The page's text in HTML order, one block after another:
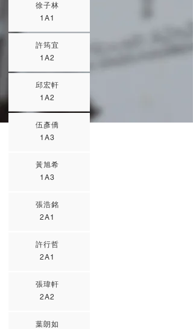
徐子林
1A1
許筠宜
1A2
邱宏軒
1A2
伍彥僑
1A3
黃旭希
1A3
張浩銘
2A1
許行哲
2A1
張瑋軒
2A2
葉朗如